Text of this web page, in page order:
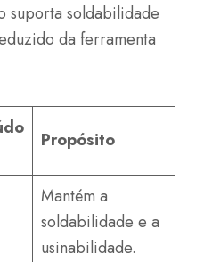
suporta soldabilidade
da ferramenta
Propósito
Mantém a
soldabilidade e a
usinabilidade.